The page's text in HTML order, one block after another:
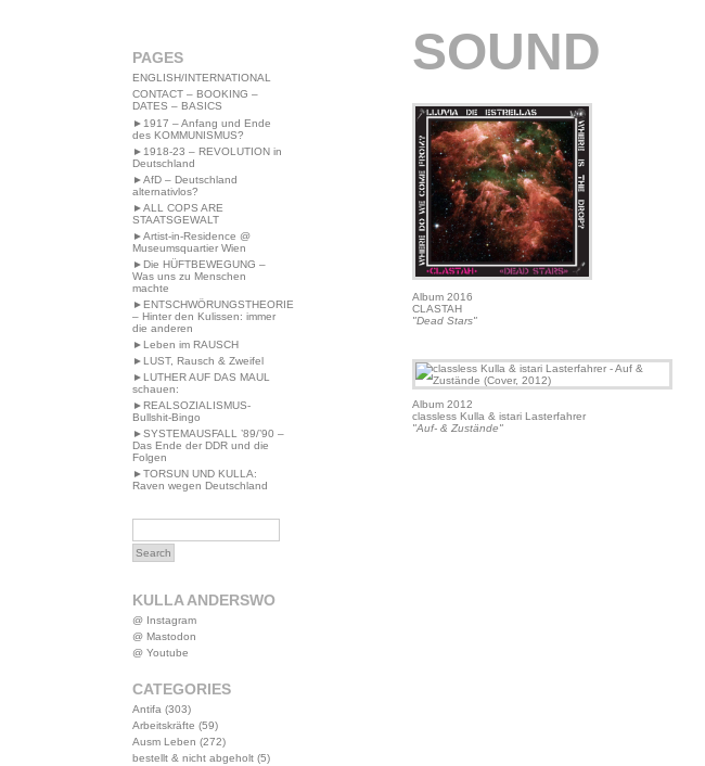
PAGES
ENGLISH/INTERNATIONAL
CONTACT – BOOKING –
DATES – BASICS
►1917 – Anfang und Ende
des KOMMUNISMUS?
►1918-23 – REVOLUTION in
Deutschland
►AfD – Deutschland
alternativlos?
►ALL COPS ARE
STAATSGEWALT
►Artist-in-Residence @
Museumsquartier Wien
►Die HÜFTBEWEGUNG –
Was uns zu Menschen
machte
►ENTSCHWÖRUNGSTHEORIE
– Hinter den Kulissen: immer
die anderen
►Leben im RAUSCH
►LUST, Rausch & Zweifel
►LUTHER AUF DAS MAUL
schauen:
►REALSOZIALISMUS-
Bullshit-Bingo
►SYSTEMAUSFALL ’89/’90 –
Das Ende der DDR und die
Folgen
►TORSUN UND KULLA:
Raven wegen Deutschland
KULLA ANDERSWO
@ Instagram
@ Mastodon
@ Youtube
CATEGORIES
Antifa (303)
Arbeitskräfte (59)
Ausm Leben (272)
bestellt & nicht abgeholt(5)
SOUND
Album 2016
CLASTAH
"Dead Stars"
Album 2012
classless Kulla & istari Lasterfahrer
"Auf- & Zustände"